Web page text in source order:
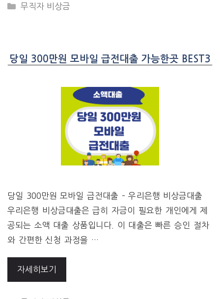
CATEGORIES
무직자 비상금
당일 300만원 모바일 급전대출 가능한곳 BEST3
당일 300만원 모바일 급전대출 – 우리은행 비상금대출
우리은행 비상금대출은 급히 자금이 필요한 개인에게 제
공되는 소액 대출 상품입니다. 이 대출은 빠른 승인 절차
와 간편한 신청 과정을 …
자세히보기